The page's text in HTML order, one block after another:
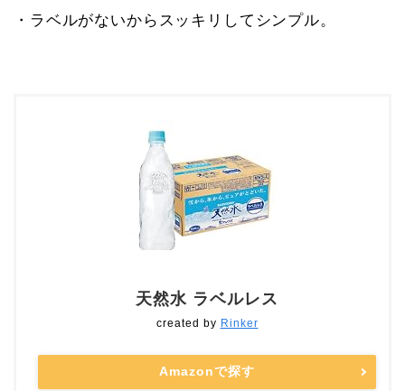
・ラベルがないからスッキリしてシンプル。
天然水 ラベルレス
created by Rinker
Amazonで探す